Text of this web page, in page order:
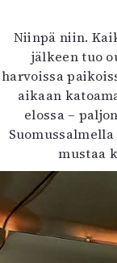
Niinpä niin.
jälkeen tuo
harvoissa
aikaan
elossa –
mustaa